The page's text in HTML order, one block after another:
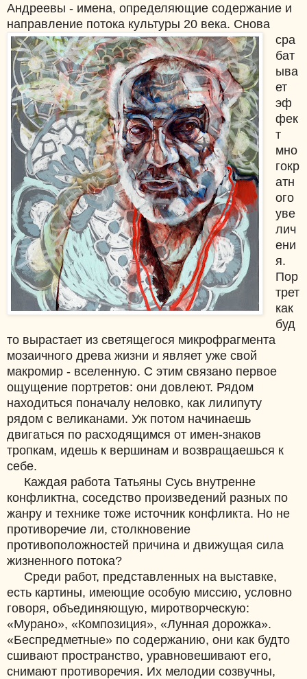
Андреевы - имена, определяющие содержание и
направление потока культуры 20 века. Снова
сра
бат
ыва
ет
эф
фек
т
мно
гокр
атн
ого
уве
лич
ени
я.
Пор
трет
как
буд
то вырастает из светящегося микрофрагмента
мозаичного древа жизни и являет уже свой
макромир - вселенную. С этим связано первое
ощущение портретов: они довлеют. Рядом
находиться поначалу неловко, как лилипуту
рядом с великанами. Уж потом начинаешь
двигаться по расходящимся от имен-знаков
тропкам, идешь к вершинам и возвращаешься к
себе.
Каждая работа Татьяны Сусь внутренне
конфликтна, соседство произведений разных по
жанру и технике тоже источник конфликта. Но не
противоречие ли, столкновение
противоположностей причина и движущая сила
жизненного потока?
Среди работ, представленных на выставке,
есть картины, имеющие особую миссию, условно
говоря, объединяющую, миротворческую:
«Мурано», «Композиция», «Лунная дорожка».
«Беспредметные» по содержанию, они как будто
сшивают пространство, уравновешивают его,
снимают противоречия. Их мелодии созвучны,